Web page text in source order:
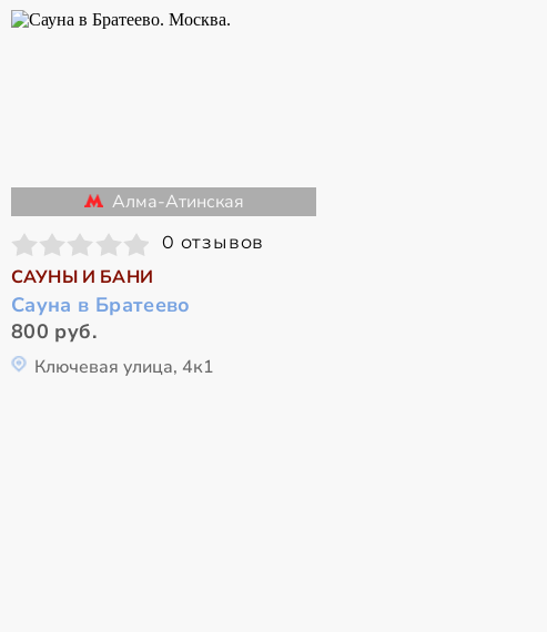
Алма-Атинская
0 отзывов
САУНЫ И БАНИ
Сауна в Братеево
800 руб.
Ключевая улица, 4к1